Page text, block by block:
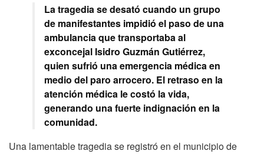
La tragedia se desató cuando un grupo
de manifestantes impidió el paso de una
ambulancia que transportaba al
exconcejal Isidro Guzmán Gutiérrez,
quien sufrió una emergencia médica en
medio del paro arrocero. El retraso en la
atención médica le costó la vida,
generando una fuerte indignación en la
comunidad.
Una lamentable tragedia se registró en el municipio de